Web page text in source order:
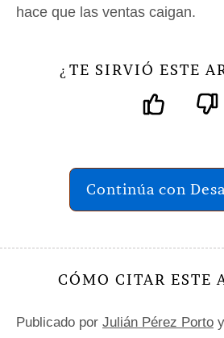
hace que las ventas caigan.
¿ TE SIRVIÓ ESTE
Continúa con
CÓMO CITAR ESTE
Publicado por Julián Pérez Porto